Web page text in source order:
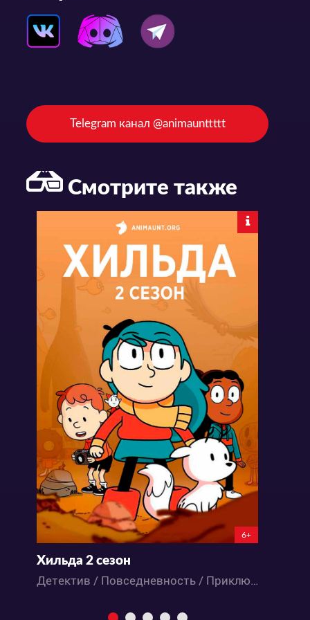
Telegram канал @animaunttttt
Смотрите также
6+
Хильда 2 сезон
Детектив / Повседневность / Приключения / Фэнтези / Мультфильмы